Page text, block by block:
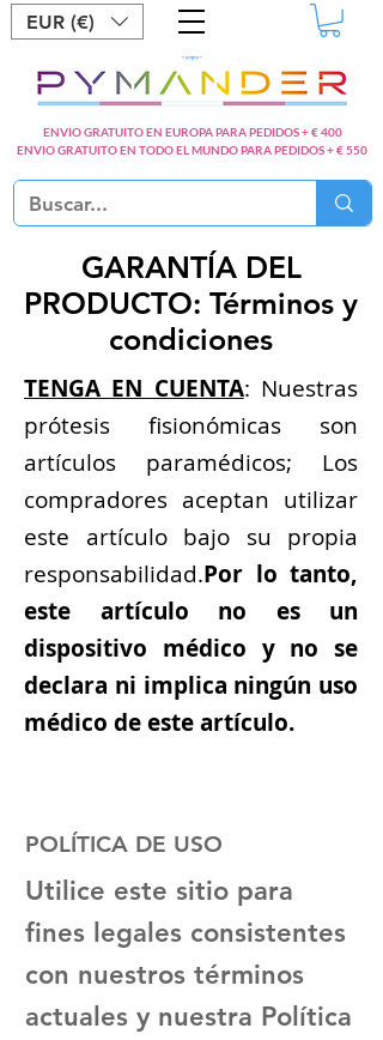
ENVIO GRATUITO EN EUROPA PARA PEDIDOS + € 400
ENVIO GRATUITO EN TODO EL MUNDO PARA PEDIDOS + € 550
EUR (€)
GARANTÍA DEL
PRODUCTO: Términos y
condiciones
TENGA EN CUENTA: Nuestras
prótesis fisionómicas son
artículos paramédicos; Los
compradores aceptan utilizar
este artículo bajo su propia
responsabilidad.Por lo tanto,
este artículo no es un
dispositivo médico y no se
declara ni implica ningún uso
médico de este artículo.
POLÍTICA DE USO
Utilice este sitio para
fines legales consistentes
con nuestros términos
actuales y nuestra Política